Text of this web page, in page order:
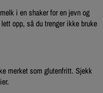
i en shaker for en jevn og
opp, så du trenger ikke bruke
merket som glutenfritt. Sjekk